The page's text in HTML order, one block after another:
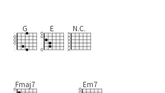
G E N.C.
Fmaj7 Em7